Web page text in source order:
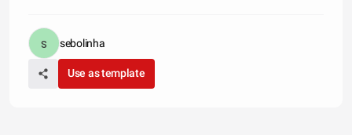
sebolinha
Use as template